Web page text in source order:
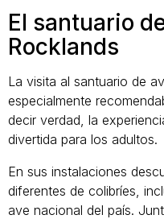
El santuario
Rocklands
La visita al santuario de
especialmente
decir verdad, la
divertida para los adultos.
En sus instalaciones
diferentes de colibríes,
ave nacional del país.